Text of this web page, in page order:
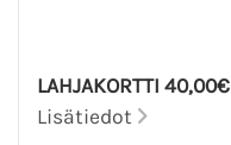
LAHJAKORTTI 40,00€
Lisätiedot